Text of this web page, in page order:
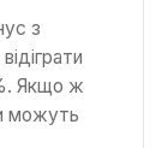
з
Якщо ж
можуть